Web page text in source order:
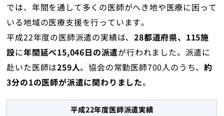
会員の方へ
個人情報保護方針
お問い合わせ
では、年間を通して多くの医師がへき地や医療に困って
いる地域の医療支援を行っています。
平成22年度の医師派遣の実績は、28都道府県、115施
設に年間延べ15,046日の派遣が行われました。派遣に
赴いた医師は259人。協会の常勤医師700人のうち、約
3分の1の医師が派遣に関わりました。
平成22年度医師派遣実績